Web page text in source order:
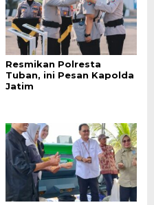
Resmikan Polresta
Tuban, ini Pesan Kapolda
Jatim